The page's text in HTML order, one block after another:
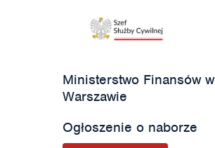
Ministerstwo Finansów w
Warszawie
Ogłoszenie o naborze